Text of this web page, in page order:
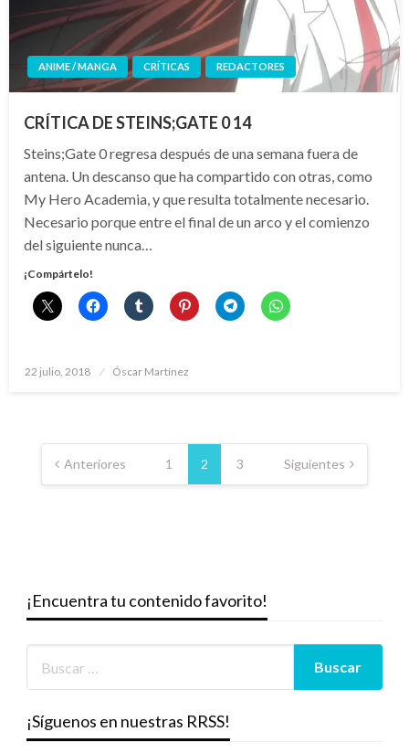
ANIME / MANGA CRÍTICAS REDACTORES
CRÍTICA DE STEINS;GATE 0 14
Steins;Gate 0 regresa después de una semana fuera de
antena. Un descanso que ha compartido con otras, como
My Hero Academia, y que resulta totalmente necesario.
Necesario porque entre el final de un arco y el comienzo
del siguiente nunca…
¡Compártelo!
Publicado
22 julio, 2018 Óscar Martínez
Paginación
de
entradas
Anteriores 1 2 3 Siguientes
¡Encuentra tu contenido favorito!
¡Síguenos en nuestras RRSS!